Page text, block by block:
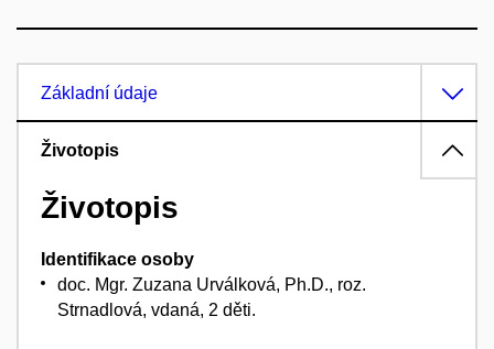
Základní údaje
Životopis
Životopis
Identifikace osoby
doc. Mgr. Zuzana Urválková, Ph.D., roz.
Strnadlová, vdaná, 2 děti.